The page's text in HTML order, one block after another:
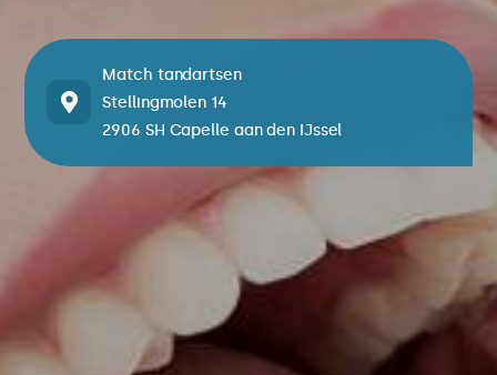
Match tandartsen
Stellingmolen 14
2906 SH Capelle aan den IJssel